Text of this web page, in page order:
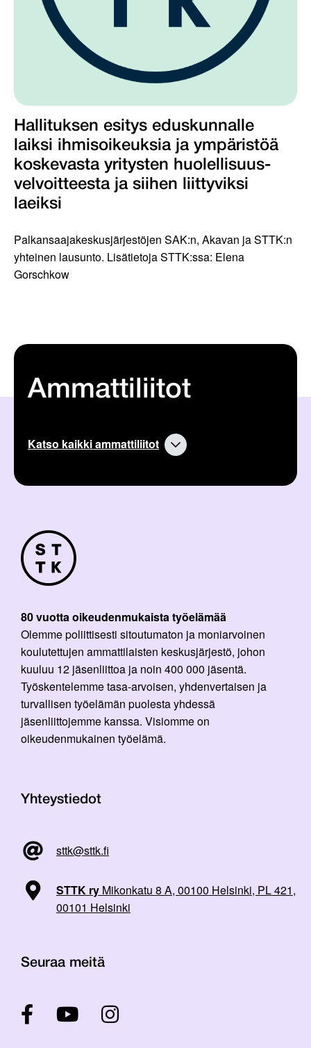
Hallituksen esitys eduskunnalle
laiksi ihmisoikeuksia ja ympäristöä
koskevasta yritysten huolellisuus-
velvoitteesta ja siihen liittyviksi
laeiksi
Palkansaajakeskusjärjestöjen SAK:n, Akavan ja STTK:n
yhteinen lausunto. Lisätietoja STTK:ssa: Elena
Gorschkow
Ammattiliitot
Katso kaikki ammattiliitot
80 vuotta oikeudenmukaista työelämää
Olemme poliittisesti sitoutumaton ja moniarvoinen
koulutettujen ammattilaisten keskusjärjestö, johon
kuuluu 12 jäsenliittoa ja noin 400 000 jäsentä.
Työskentelemme tasa-arvoisen, yhdenvertaisen ja
turvallisen työelämän puolesta yhdessä
jäsenliittojemme kanssa. Visiomme on
oikeudenmukainen työelämä.
Yhteystiedot
sttk@sttk.fi
STTK ry Mikonkatu 8 A, 00100 Helsinki, PL 421,
00101 Helsinki
Seuraa meitä